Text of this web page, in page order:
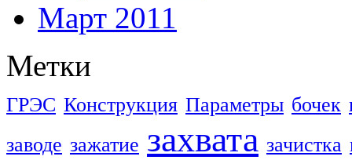
Март 2011
Метки
ГРЭС Конструкция Параметры бочек
заводе зажатие захвата зачистка